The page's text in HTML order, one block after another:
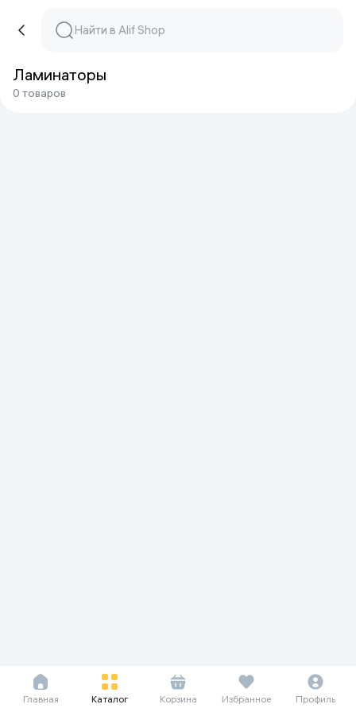
Ламинаторы
0 товаров
Главная Каталог Корзина Избранное Профиль